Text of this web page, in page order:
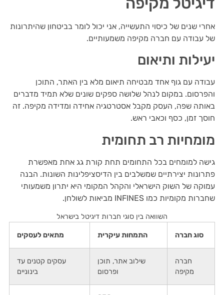
אחרי שנים של כיסוי התעשייה, אני יכול לומר בביטחון שהיתרונות
של עבודה עם חברה מקיפה משמעותיים.
יעילות ותיאום
עבודה עם גוף אחד מבטיחה תיאום מלא בין האתר, התוכן
והפרסום. במקום לנהל שלושה ספקים שונים שלא תמיד מדברים
באותה שפה, העסק מקבל אסטרטגיה אחידה ומדידה מקיפה. זה
חוסך זמן, כסף וכאבי ראש.
מומחיות רב תחומית
גישה למומחים בכל התחומים תחת קורת גג אחת מאפשרת
פתרונות יצירתיים שמשלבים בין הדיסציפלינות השונות. הבנה
עמוקה של השוק הישראלי והקהל המקומי היא יתרון משמעותי
שחברות מקומיות כמו INFINES מביאות לשולחן.
השוואה בין סוגי חברות דיגיטל בישראל
סוג חברה התמחות עיקרית מתאים לעסקים
חברה
מקיפה
שילוב אתר, תוכן
ופרסום
עסקים קטנים עד
בינוניים